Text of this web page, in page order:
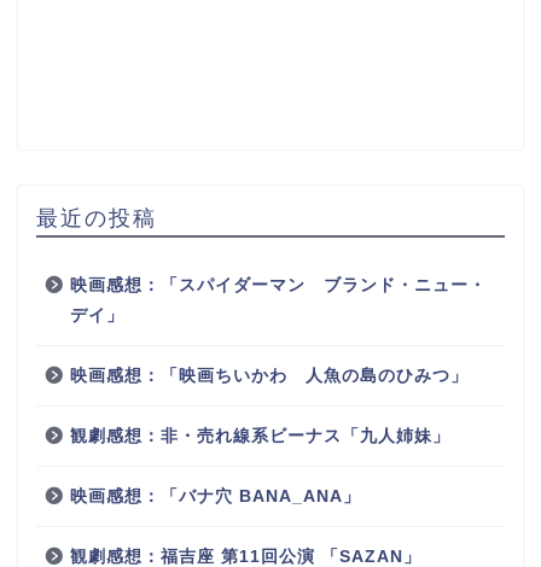
最近の投稿
映画感想：「スパイダーマン ブランド・ニュー・
デイ」
映画感想：「映画ちいかわ 人魚の島のひみつ」
観劇感想：非・売れ線系ビーナス「九人姉妹」
映画感想：「バナ穴 BANA_ANA」
観劇感想：福吉座 第11回公演 「SAZAN」